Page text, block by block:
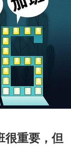
很重要，但